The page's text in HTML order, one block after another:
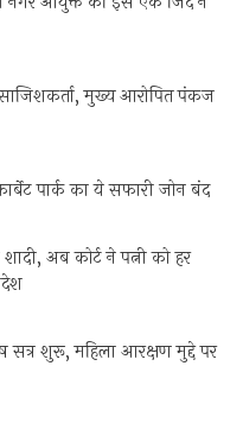
साजिशकर्ता, मुख्य आरोपित पंकज
पार्क का ये सफारी जोन बंद
अब कोर्ट ने पत्नी को हर
सत्र शुरू, महिला आरक्षण मुद्दे पर